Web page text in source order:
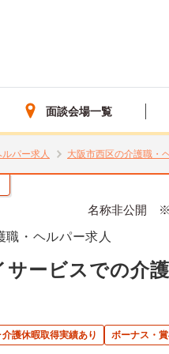
面談会場一覧
パー求人 大阪市西区の介護職・
名称非公開 ※
・ヘルパー求人
ービスでの介
護休暇取得実績あり ボーナス・